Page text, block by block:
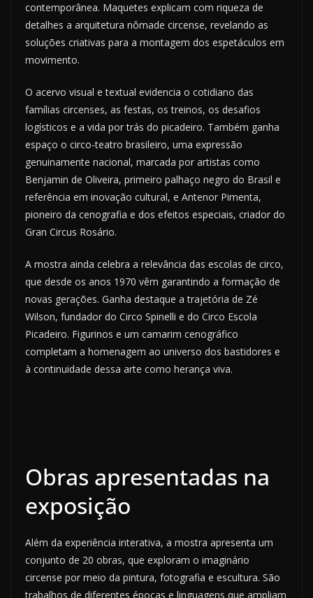
contemporânea. Maquetes explicam com riqueza de
detalhes a arquitetura nômade circense, revelando as
soluções criativas para a montagem dos espetáculos em
movimento.
O acervo visual e textual evidencia o cotidiano das
famílias circenses, as festas, os treinos, os desafios
logísticos e a vida por trás do picadeiro. Também ganha
espaço o circo-teatro brasileiro, uma expressão
genuinamente nacional, marcada por artistas como
Benjamin de Oliveira, primeiro palhaço negro do Brasil e
referência em inovação cultural, e Antenor Pimenta,
pioneiro da cenografia e dos efeitos especiais, criador do
Gran Circus Rosário.
A mostra ainda celebra a relevância das escolas de circo,
que desde os anos 1970 vêm garantindo a formação de
novas gerações. Ganha destaque a trajetória de Zé
Wilson, fundador do Circo Spinelli e do Circo Escola
Picadeiro. Figurinos e um camarim cenográfico
completam a homenagem ao universo dos bastidores e
à continuidade dessa arte como herança viva.
Obras apresentadas na
exposição
Além da experiência interativa, a mostra apresenta um
conjunto de 20 obras, que exploram o imaginário
circense por meio da pintura, fotografia e escultura. São
trabalhos de diferentes épocas e linguagens que ampliam